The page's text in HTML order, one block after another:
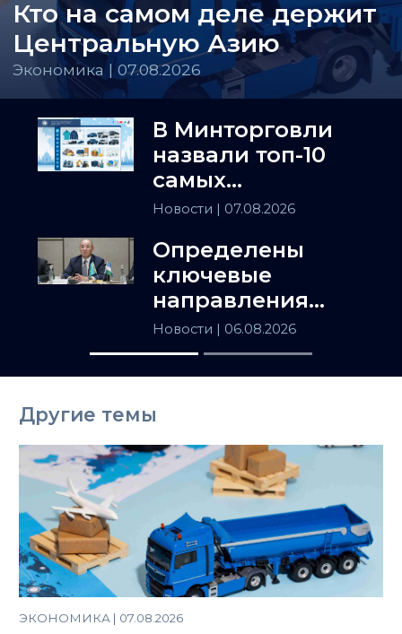
Кто на самом деле держит
Центральную Азию
Экономика | 07.08.2026
В Минторговли
назвали топ-10
самых
популярных
Казахстане
Новости | 07.08.2026
Определены
ключевые
направления
сотрудничества
Астаны и
Ташкента
Новости | 06.08.2026
Другие темы
ЭКОНОМИКА | 07.08.2026